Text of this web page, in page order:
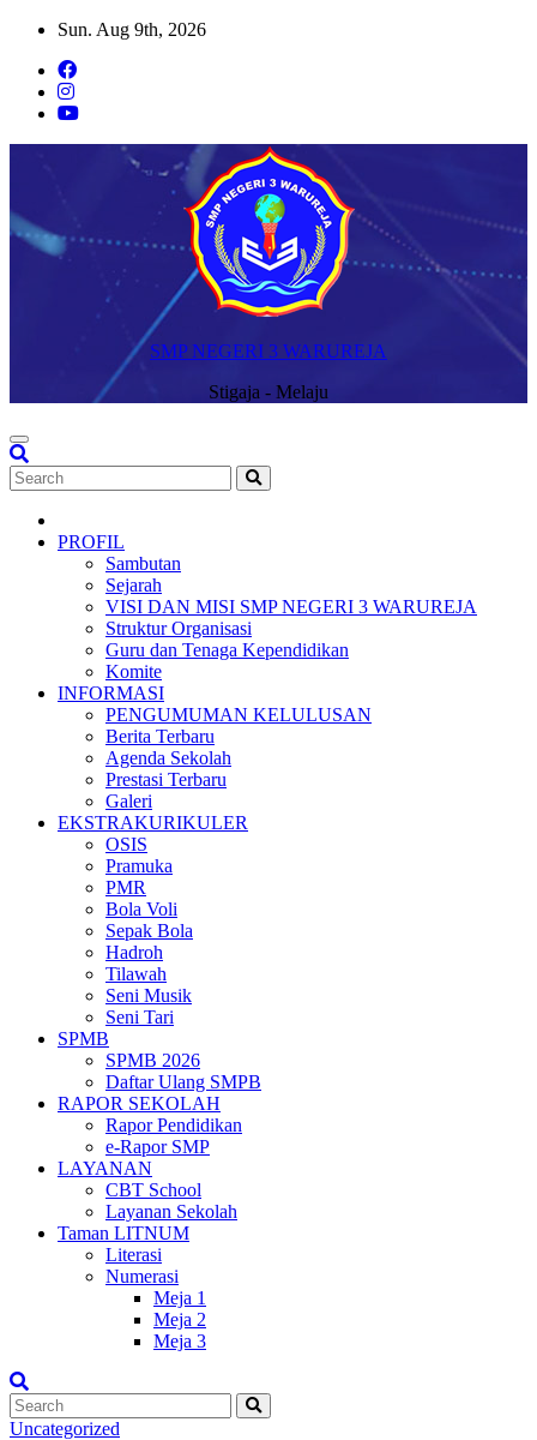
Skip
content
Sun. Aug 9th, 2026
SMP NEGERI 3 WARUREJA
Stigaja - Melaju
PROFIL
Sambutan
Sejarah
VISI DAN MISI SMP NEGERI 3 WARUREJA
Struktur Organisasi
Guru dan Tenaga Kependidikan
Komite
INFORMASI
PENGUMUMAN KELULUSAN
Berita Terbaru
Agenda Sekolah
Prestasi Terbaru
Galeri
EKSTRAKURIKULER
OSIS
Pramuka
PMR
Bola Voli
Sepak Bola
Hadroh
Tilawah
Seni Musik
Seni Tari
SPMB
SPMB 2026
Daftar Ulang SMPB
RAPOR SEKOLAH
Rapor Pendidikan
e-Rapor SMP
LAYANAN
CBT School
Layanan Sekolah
Taman LITNUM
Literasi
Numerasi
Meja 1
Meja 2
Meja 3
Uncategorized